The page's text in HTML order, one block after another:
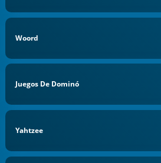
Woord
Juegos De Dominó
Yahtzee